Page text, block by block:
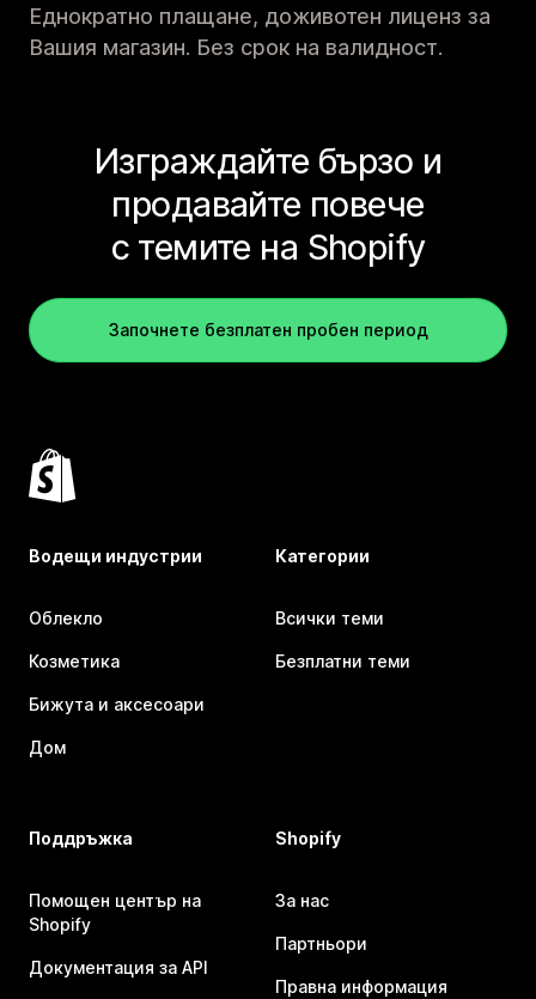
Еднократно плащане, доживотен лиценз за
Вашия магазин. Без срок на валидност.
Изграждайте бързо и
продавайте повече
с темите на Shopify
Започнете безплатен пробен период
Водещи индустрии
Облекло
Козметика
Бижута и аксесоари
Дом
Категории
Всички теми
Безплатни теми
Поддръжка
Помощен център на
Shopify
Документация за API
Shopify
За нас
Партньори
Правна информация